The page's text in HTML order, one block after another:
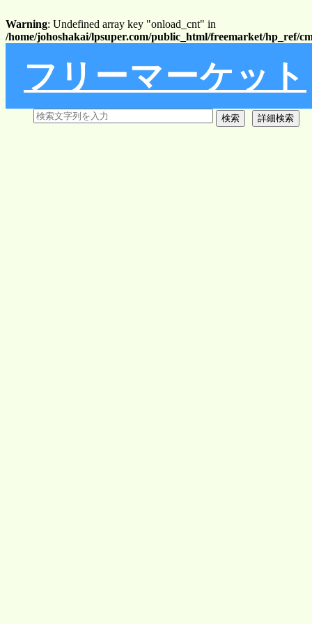
Warning: Undefined array key "onload_cnt" in
/home/johoshakai/lpsuper.com/public_html/freemarket/hp_ref/
フリーマーケット